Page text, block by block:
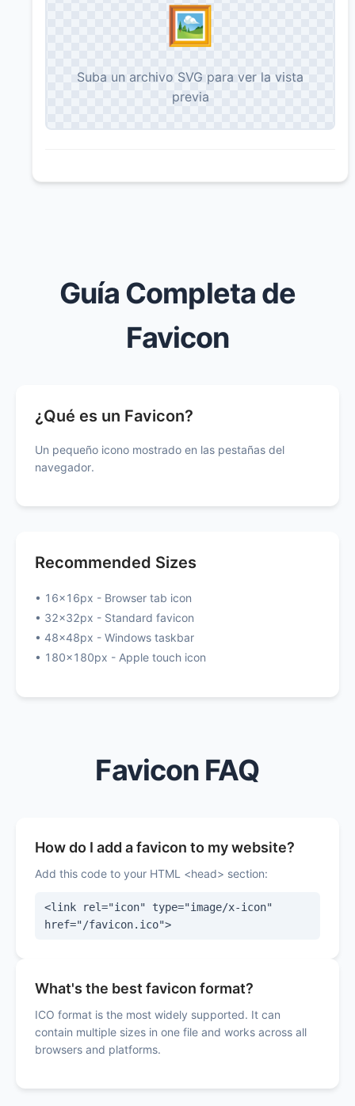
🖼️
Suba un archivo SVG para ver la vista
previa
Guía Completa de
Favicon
¿Qué es un Favicon?
Un pequeño icono mostrado en las pestañas del
navegador.
Recommended Sizes
• 16x16px - Browser tab icon
• 32x32px - Standard favicon
• 48x48px - Windows taskbar
• 180x180px - Apple touch icon
Favicon FAQ
How do I add a favicon to my website?
Add this code to your HTML <head> section:
<link rel="icon" type="image/x-icon"
href="/favicon.ico">
What's the best favicon format?
ICO format is the most widely supported. It can
contain multiple sizes in one file and works across all
browsers and platforms.